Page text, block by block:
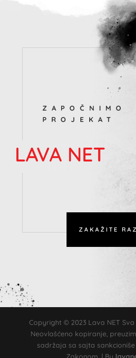
ZAPOČNIMO
PROJEKAT
LAVA NET
ZAKAŽITE
Copyright © 2023 Lava NET
Neovlašćeno kopiranje,
sadržaja sa sajta